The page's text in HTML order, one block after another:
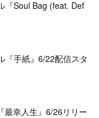
『Soul Bag (feat. Def
『手紙』6/22配信スタ
最幸人生』6/26リリー